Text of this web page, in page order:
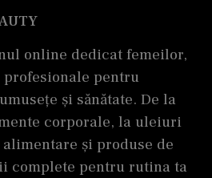
online dedicat femeilor,
pentru
și sănătate. De la
corporale, la uleiuri
și produse de
complete pentru rutina ta